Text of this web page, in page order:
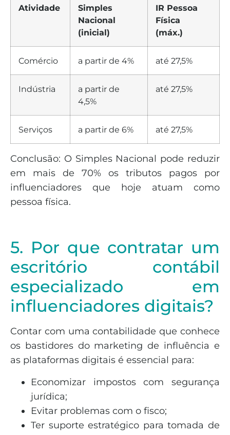
Atividade
Simples
Nacional
(inicial)
IR Pessoa
Física
(máx.)
Comércio a partir de 4% até 27,5%
Indústria
a partir de
4,5%
até 27,5%
Serviços a partir de 6% até 27,5%
Conclusão: O Simples Nacional pode reduzir
em mais de 70% os tributos pagos por
influenciadores que hoje atuam como
pessoa física.
5. Por que contratar um
escritório contábil
especializado em
influenciadores digitais?
Contar com uma contabilidade que conhece
os bastidores do marketing de influência e
as plataformas digitais é essencial para:
Economizar impostos com segurança
jurídica;
Evitar problemas com o fisco;
Ter suporte estratégico para tomada de